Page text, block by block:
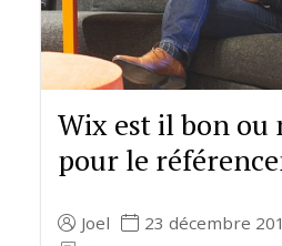
Wix est il bon ou
pour le
Joel 23 décembre